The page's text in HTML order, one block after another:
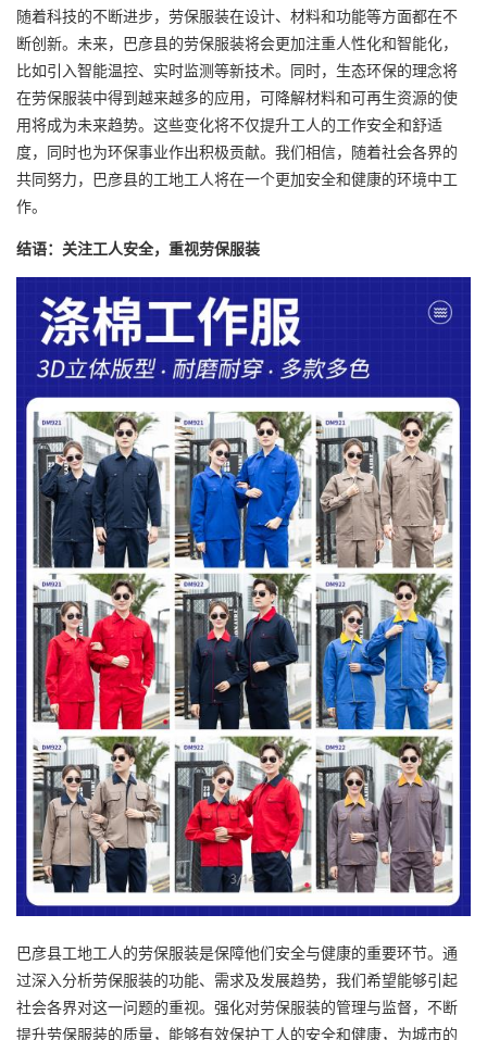
随着科技的不断进步，劳保服装在设计、材料和功能等方面都在不
断创新。未来，巴彦县的劳保服装将会更加注重人性化和智能化，
比如引入智能温控、实时监测等新技术。同时，生态环保的理念将
在劳保服装中得到越来越多的应用，可降解材料和可再生资源的使
用将成为未来趋势。这些变化将不仅提升工人的工作安全和舒适
度，同时也为环保事业作出积极贡献。我们相信，随着社会各界的
共同努力，巴彦县的工地工人将在一个更加安全和健康的环境中工
作。
结语：关注工人安全，重视劳保服装
巴彦县工地工人的劳保服装是保障他们安全与健康的重要环节。通
过深入分析劳保服装的功能、需求及发展趋势，我们希望能够引起
社会各界对这一问题的重视。强化对劳保服装的管理与监督，不断
提升劳保服装的质量，能够有效保护工人的安全和健康，为城市的